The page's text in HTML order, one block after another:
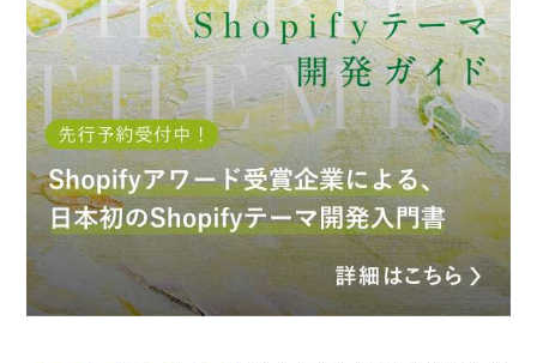
※なお、ご質問については回答できない場合と、当ブログ
の記事にて個人情報を伏せたうえで回答させていただく
場合がございます。あらかじめご了承ください。